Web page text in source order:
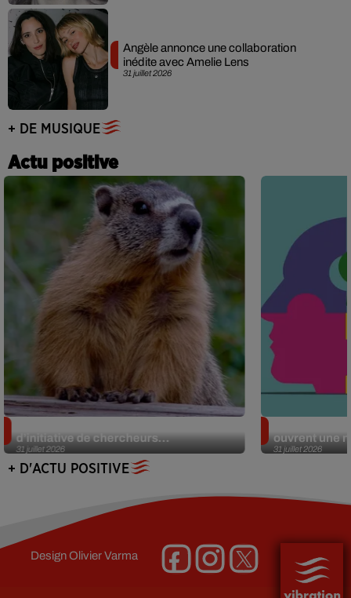
31 juillet 2026
Angèle annonce une collaboration
inédite avec Amelie Lens
+ DE MUSIQUE
Actu positive
31 juillet 2026
d’initiative de chercheurs...
31 juillet 2026
ouvrent une
+ D'ACTU POSITIVE
DesignOlivier Varma